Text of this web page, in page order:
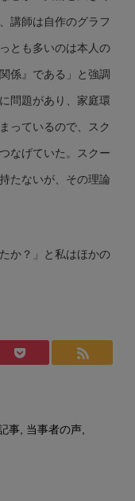
講師は自作のグラフ
とも多いのは本人の
係』である」と強調
問題があり、家庭環
っているので、スク
なげていた。スクー
たないが、その理論
か？」と私はほかの
事, 当事者の声,